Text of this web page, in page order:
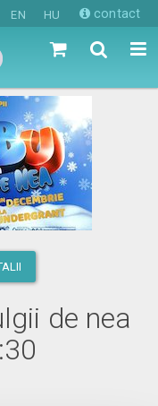
EN HU contact
de nea